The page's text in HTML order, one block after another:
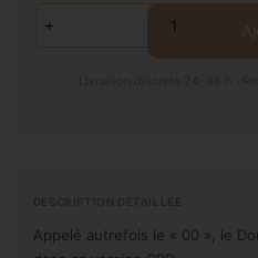
Appelé autrefois le « 00 », le